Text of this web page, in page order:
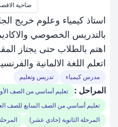
ضاحية
استاذ كيمياء وعلوم خريج
بالتدريس الخصوصي
اهتم بالطلاب حتى يجتاز
اتعلم اللغة الالمانية
مدرس كيمياء تدريس وتعليم
المراحل :
تعليم أساسي من الصف
تعليم أساسي من الصف السابع للصف
المرحلة الثانوية (حادي عشر)